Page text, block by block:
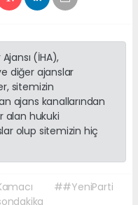
(İHA),
diğer ajanslar
sitemizin
ajans kanallarından
alan hukuki
olup sitemizin hiç
##YeniParti